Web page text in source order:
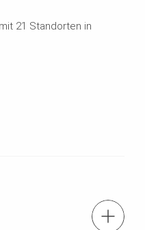
Kontaktformular
21 Standorten in